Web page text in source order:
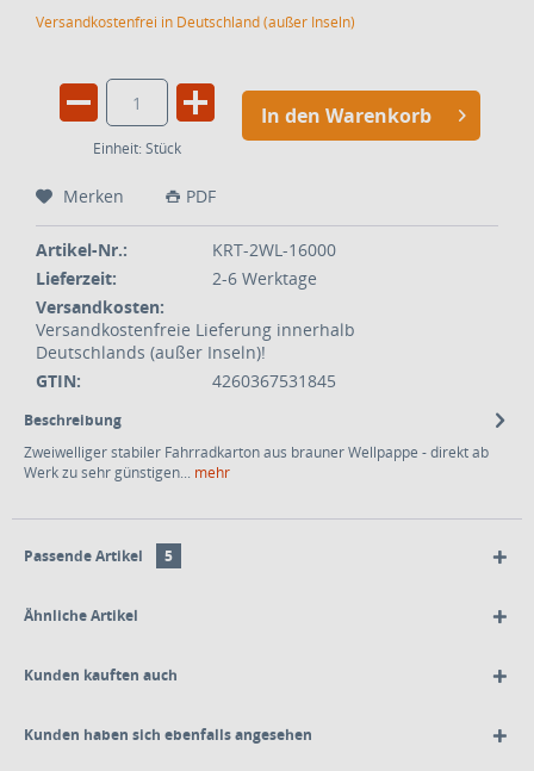
Versandkostenfrei in Deutschland (außer Inseln)
Einheit: Stück
In den Warenkorb
Merken PDF
Artikel-Nr.:
KRT-2WL-16000
Lieferzeit:
2-6 Werktage
Versandkosten:
Versandkostenfreie Lieferung innerhalb
Deutschlands (außer Inseln)!
GTIN:
4260367531845
Beschreibung
Zweiwelliger stabiler Fahrradkarton aus brauner Wellpappe - direkt ab
Werk zu sehr günstigen... mehr
Passende Artikel 5
Ähnliche Artikel
Kunden kauften auch
Kunden haben sich ebenfalls angesehen